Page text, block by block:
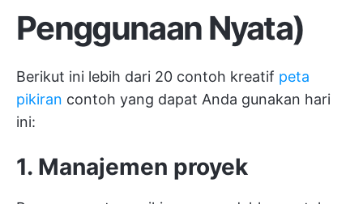
Penggunaan Nyata)
Berikut ini lebih dari 20 contoh kreatif peta
pikiran contoh yang dapat Anda gunakan hari
ini:
1. Manajemen proyek